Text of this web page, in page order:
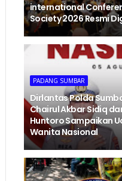
international
Society 2026 Resmi
PADANG SUMBAR
Dirlantas Polda
Chairul Akbar Sidiq
Huntoro Sampaikan
Wanita Nasional